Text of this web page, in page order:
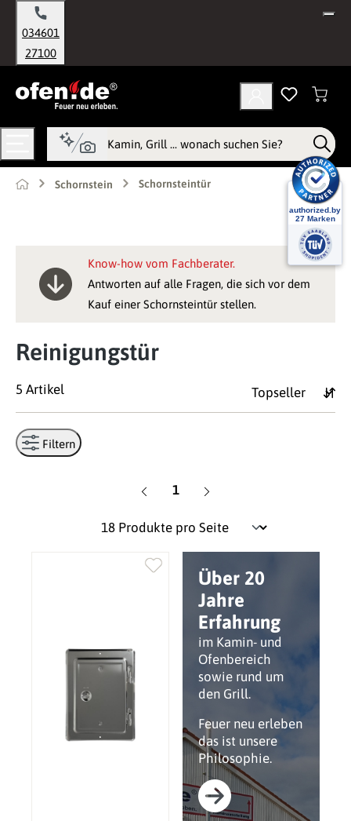
springen
034601
27100
Schornstein Schornsteintür
Know-how vom Fachberater.
Antworten auf alle Fragen, die sich vor dem
Kauf einer Schornsteintür stellen.
Reinigungstür
5 Artikel
Filtern
Seite
1
Über 20
Jahre
Erfahrung
im Kamin- und
Ofenbereich
sowie rund um
den Grill.
Feuer neu erleben
das ist unsere
Philosophie.